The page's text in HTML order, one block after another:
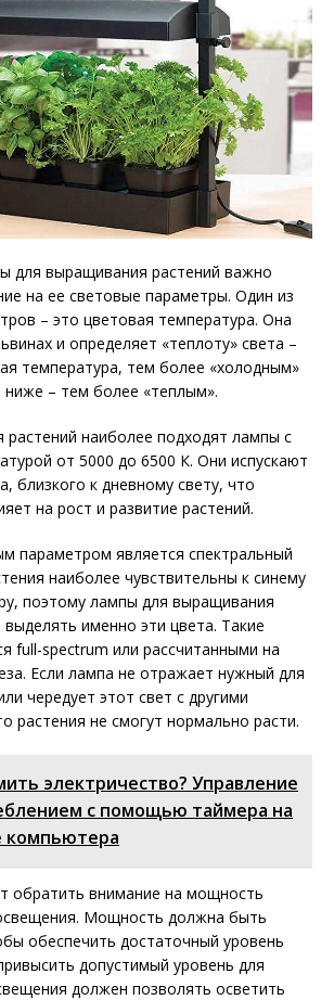
для выращивания растений важно
на ее световые параметры. Один из
– это цветовая температура. Она
и определяет «теплоту» света –
температура, тем более «холодным»
ниже – тем более «теплым».
наиболее подходят лампы с
от 5000 до 6500 К. Они испускают
близкого к дневному свету, что
на рост и развитие растений.
параметром является спектральный
наиболее чувствительны к синему
поэтому лампы для выращивания
именно эти цвета. Такие
full-spectrum или рассчитанными на
Если лампа не отражает нужный для
чередует этот свет с другими
растения не смогут нормально расти.
электричество? Управление
с помощью таймера на
компьютера
обратить внимание на мощность
Мощность должна быть
обеспечить достаточный уровень
допустимый уровень для
должен позволять осветить